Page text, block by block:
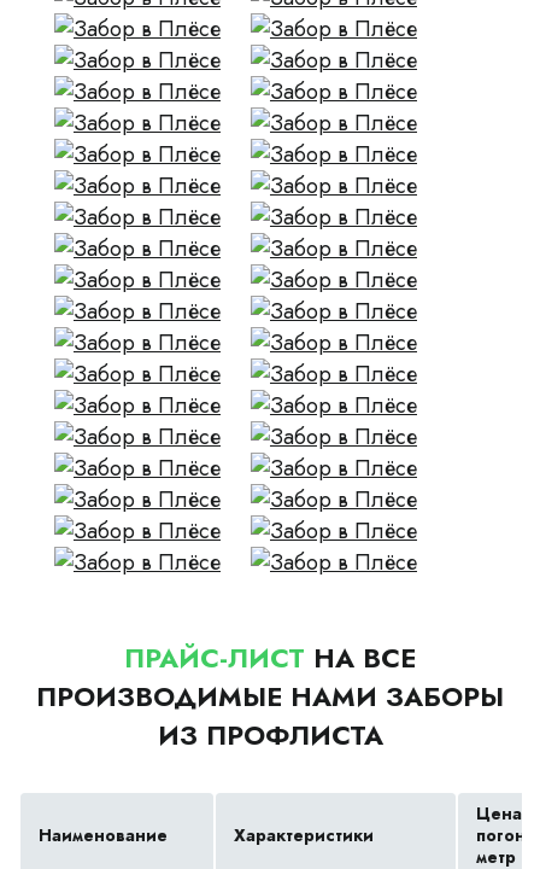
ПРАЙС-ЛИСТ НА ВСЕ
ПРОИЗВОДИМЫЕ НАМИ ЗАБОРЫ
ИЗ ПРОФЛИСТА
Наименование Характеристики
Цена
метр